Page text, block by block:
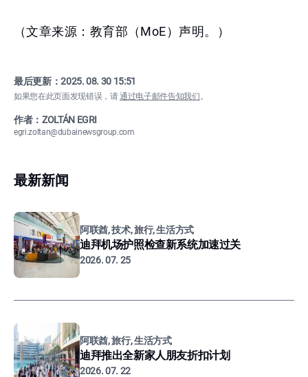
（文章来源：教育部（MoE）声明。）
最后更新：2025. 08. 30 15:51
如果您在此页面发现错误，请通过电子邮件告知我们。
作者：ZOLTÁN EGRI
egri.zoltan@dubainewsgroup.com
最新新闻
阿联酋, 技术, 旅行, 生活方式
迪拜机场护照检查新系统加速过关
2026. 07. 25
阿联酋, 旅行, 生活方式
迪拜推出全新家人朋友折扣计划
2026. 07. 22